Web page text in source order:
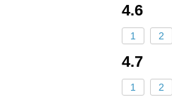
4.6
1 2
4.7
1 2